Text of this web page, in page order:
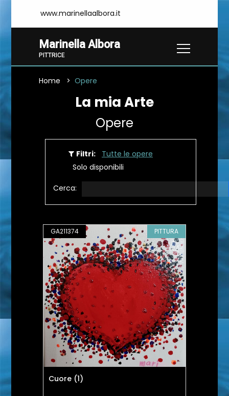
www.marinellaalbora.it
Marinella Albora
PITTRICE
Home Opere
La mia Arte
Opere
Filtri:
Tutte le opere
Solo disponibili
Cerca:
GA211374 PITTURA
Cuore (1)